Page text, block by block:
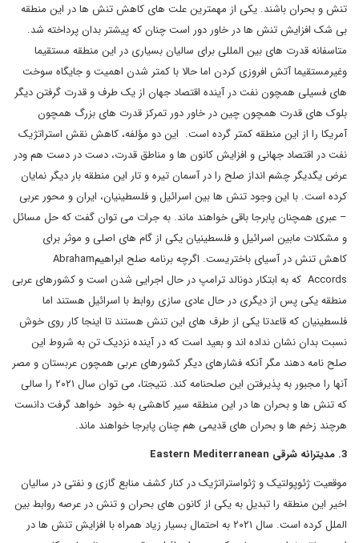
تنش و بحران باشند. یکی از مهمترین علت های کاهش تنش ها در این منطقه
بی شک افزایش تنش ها در خاور دور است چنان که پیشتر بدان پرداخته شد.
متاسفانه قدرت های بین المللی برای سالیان بسیاری در این منطقه مستقیما
وغیرمستقیما آتش افروزی کردن اما حالا با کمتر شدن اهمیت و جایگاه سوخت
های فسیلی همچون نفت در آینده اقتصاد جهان از یک طرف و قدرت گرفتن دیگر
بلوک های قدرت همچون چین در خاور دور تمرکز قدرت های بزرگ همچون
آمریکا را از این منطقه کمتر گرده است. این دو مؤلفه، کاهش نقش استراتژیک
نفت در اقتصاد جهانی و افزایش کانون ها و مناطق قدرت، دست در دست هم ودر
عرض یگدیگر چشم انداز صلح را در آسمان تیره و تار این منطقه بار دیگر نمایان
کرده است. با این وجود تنش ها بین اسرائیل و فلسطینیان، ایران و محور عربی
– عبری همچنان پابرجا باقی خواهند ماند. به جرات می توان گفت که حل مسائل
و مشکلات مابین اسرائیل و فلسطینیان یکی از گام های اصلی و موثر برای
کاهش تنش در آسیای باختریست. اگرچه برنامه صلح ابراهیمAbraham
Accords که به ابتکار دونالد ترامپ در حال اجرایی شدن است و کشورهای عربی
منطقه یکی پس از دیگری در حال عادی سازی روابط با اسرائیل هستند اما
فلسطینیان که قاعدتا یکی از طرف های این تنش هستند تا اینجا کار روی خوش
نسبت بدان نشان نداده اند و بعید است که در آینده نزدیک تن به شروط این
صلح نامه دهند مگر آنکه فشارهای دیگر کشورهای عربی همچون عربستان و مصر
آنها را مجبور به پذیرفتن این صلحنامه کند. نتیجتا، می توان سال ۲۰۲۱ را سالی
که تنش ها و بحران ها در این منطقه سیر کاهشی به خود خواهد گرفت دانست
هرچند زخم ها و بحران های قدیمی هم چنان پابرجا خواهند ماند.
3. مدیترانه شرقی Eastern Mediterranean
موقعیت ژئوپولتیک و ژئواستراتژیک در کنار کشف منابع گازی و نفتی در سالیان
اخیر این منطقه را تبدیل به یکی از کانون های بحران و تنش در عرصه روابط بین
الملل کرده است. سال ۲۰۲۱ به احتمال بسیار زیاد همراه با افزایش تنش ها در